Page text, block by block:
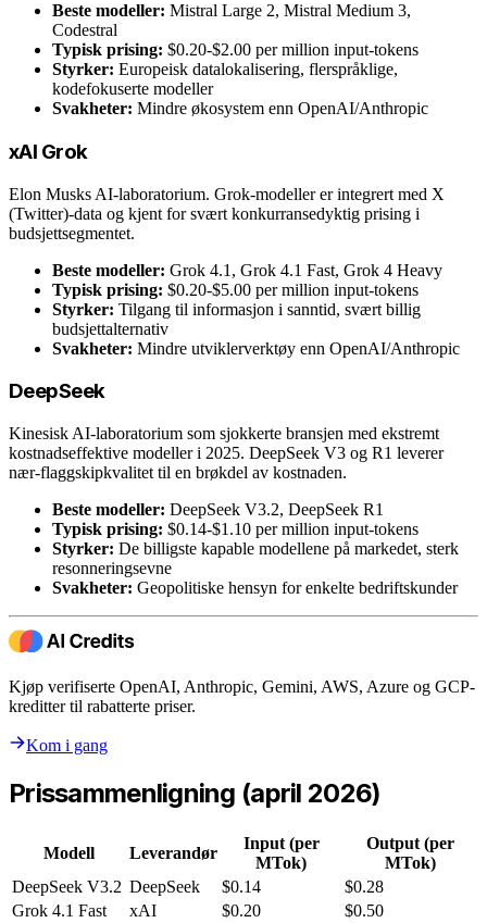
Beste modeller: Mistral Large 2, Mistral Medium 3,
Codestral
Typisk prising: $0.20-$2.00 per million input-tokens
Styrker: Europeisk datalokalisering, flerspråklige,
kodefokuserte modeller
Svakheter: Mindre økosystem enn OpenAI/Anthropic
xAI Grok
Elon Musks AI-laboratorium. Grok-modeller er integrert med X
(Twitter)-data og kjent for svært konkurransedyktig prising i
budsjettsegmentet.
Beste modeller: Grok 4.1, Grok 4.1 Fast, Grok 4 Heavy
Typisk prising: $0.20-$5.00 per million input-tokens
Styrker: Tilgang til informasjon i sanntid, svært billig
budsjettalternativ
Svakheter: Mindre utviklerverktøy enn OpenAI/Anthropic
DeepSeek
Kinesisk AI-laboratorium som sjokkerte bransjen med ekstremt
kostnadseffektive modeller i 2025. DeepSeek V3 og R1 leverer
nær-flaggskipkvalitet til en brøkdel av kostnaden.
Beste modeller: DeepSeek V3.2, DeepSeek R1
Typisk prising: $0.14-$1.10 per million input-tokens
Styrker: De billigste kapable modellene på markedet, sterk
resonneringsevne
Svakheter: Geopolitiske hensyn for enkelte bedriftskunder
Kjøp verifiserte OpenAI, Anthropic, Gemini, AWS, Azure og GCP-
kreditter til rabatterte priser.
Kom i gang
Prissammenligning (april 2026)
Modell Leverandør
Input (per
MTok)
Output (per
MTok)
DeepSeek V3.2 DeepSeek $0.14
$0.28
Grok 4.1 Fast
xAI $0.20
$0.50